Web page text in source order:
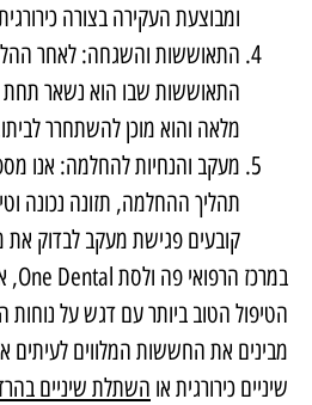
ומבוצעת העקירה בצורה
התאוששות והשגחה: לאחר
התאוששות שבו הוא נשאר
מלאה והוא מוכן להשתחרר
מעקב והנחיות להחלמה: אנו
תהליך ההחלמה, תזונה נכונה
קובעים פגישת מעקב לבדוק
במרכז הרפואי פה ולסת One Dental
,
הטיפול הטוב ביותר עם דגש על נוחות
מבינים את החששות המלווים לעיתים
שיניים כירורגית או השתלת שיניים